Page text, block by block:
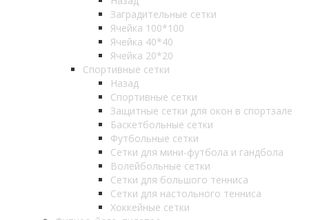
Заградительные сетки
Ячейка 100*100
Ячейка 40*40
Ячейка 20*20
Спортивные сетки
Назад
Спортивные сетки
Защитные сетки для окон в спортзале
Баскетбольные сетки
Футбольные сетки
Сетки для мини-футбола и гандбола
Волейбольные сетки
Сетки для большого тенниса
Сетки для настольного тенниса
Хоккейные сетки